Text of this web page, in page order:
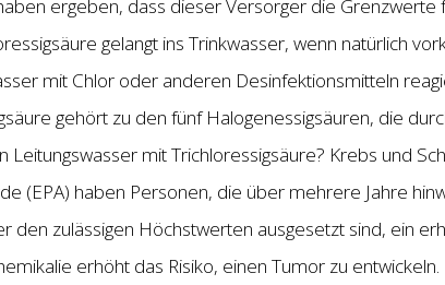
ergeben, dass dieser Versorger die
gelangt ins Trinkwasser, wenn natürlich
mit Chlor oder anderen Desinfektionsmitteln
gehört zu den fünf Halogenessigsäuren, die
Leitungswasser mit Trichloressigsäure? Krebs und
(EPA) haben Personen, die über mehrere Jahre
den zulässigen Höchstwerten ausgesetzt sind, ein
erhöht das Risiko, einen Tumor zu